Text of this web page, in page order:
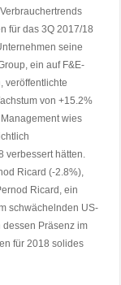
für das 3Q 2017/18
seine
ein auf F&E-
veröffentlichte
von +15.2%
wies
verbessert hätten.
Ricard (-2.8%),
Ricard, ein
schwächelnden US-
Präsenz im
für 2018 solides